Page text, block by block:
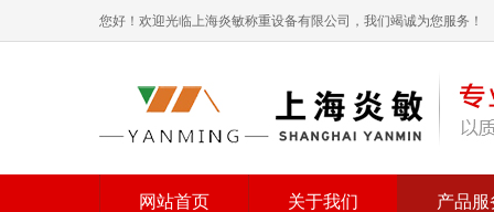
您好！欢迎光临上海炎敏称重设备有限公司，我们竭诚为您服务！
网站首页 关于我们 产品服